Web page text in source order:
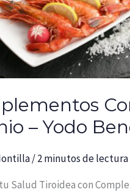
– Yodo
/2 minutos de lectura
Salud Tiroidea con